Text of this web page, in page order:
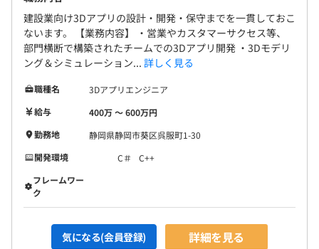
建設業向け3Dアプリの設計・開発・保守までを一貫しておこ
ないます。 【業務内容】 ・営業やカスタマーサクセス等、
部門横断で構築されたチームでの3Dアプリ開発 ・3Dモデリ
ング＆シミュレーション... 詳しく見る
職種名
3Dアプリエンジニア
給与
400万 〜 600万円
勤務地
静岡県静岡市葵区呉服町1-30
開発環境
C＃
C++
フレームワー
ク
気になる(会員登録) 詳細を見る